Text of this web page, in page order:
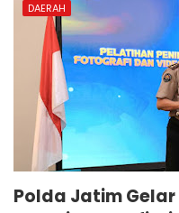
DAERAH
Polda Jatim